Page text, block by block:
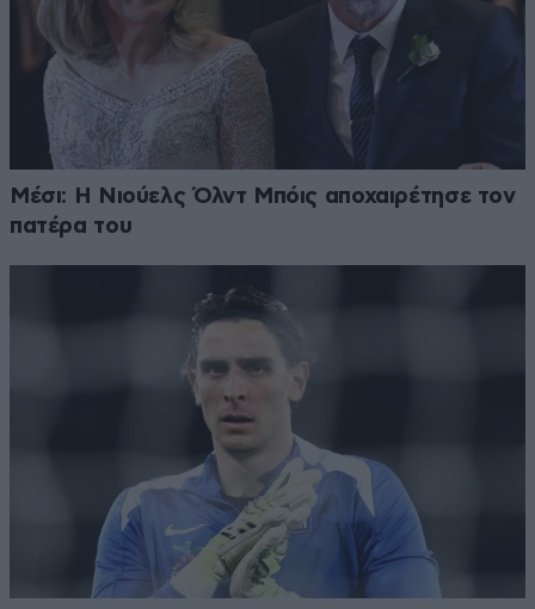
Μέσι: Η Νιούελς Όλντ Μπόις αποχαιρέτησε τον
πατέρα του